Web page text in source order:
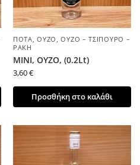
ΠΟΤΆ,ΟΎΖΟ ,ΟΎΖΟ – ΤΣΊΠΟΥΡΟ –
ΡΑΚΉ
ΜΙΝΙ, ΟΥΖΟ, (0.2Lt)
3,60€
Προσθήκη στο καλάθι